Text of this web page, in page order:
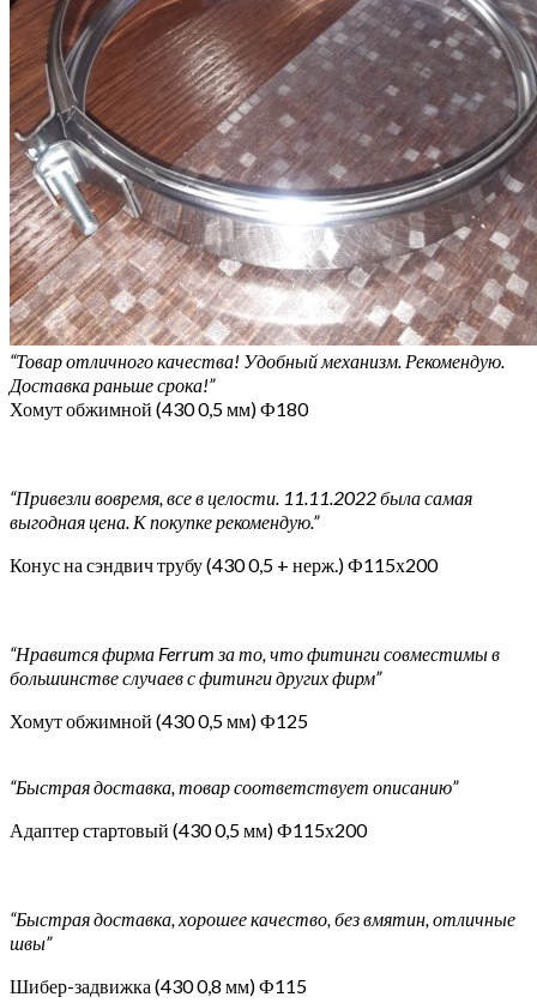
“Товар отличного качества! Удобный механизм. Рекомендую.
Доставка раньше срока!”
Хомут обжимной (430 0,5 мм) Ф180
“Привезли вовремя, все в целости. 11.11.2022 была самая
выгодная цена. К покупке рекомендую.”
Конус на сэндвич трубу (430 0,5 + нерж.) Ф115х200
“Нравится фирма Ferrum за то, что фитинги совместимы в
большинстве случаев с фитинги других фирм”
Хомут обжимной (430 0,5 мм) Ф125
“Быстрая доставка, товар соответствует описанию”
Адаптер стартовый (430 0,5 мм) Ф115х200
“Быстрая доставка, хорошее качество, без вмятин, отличные
швы”
Шибер-задвижка (430 0,8 мм) Ф115